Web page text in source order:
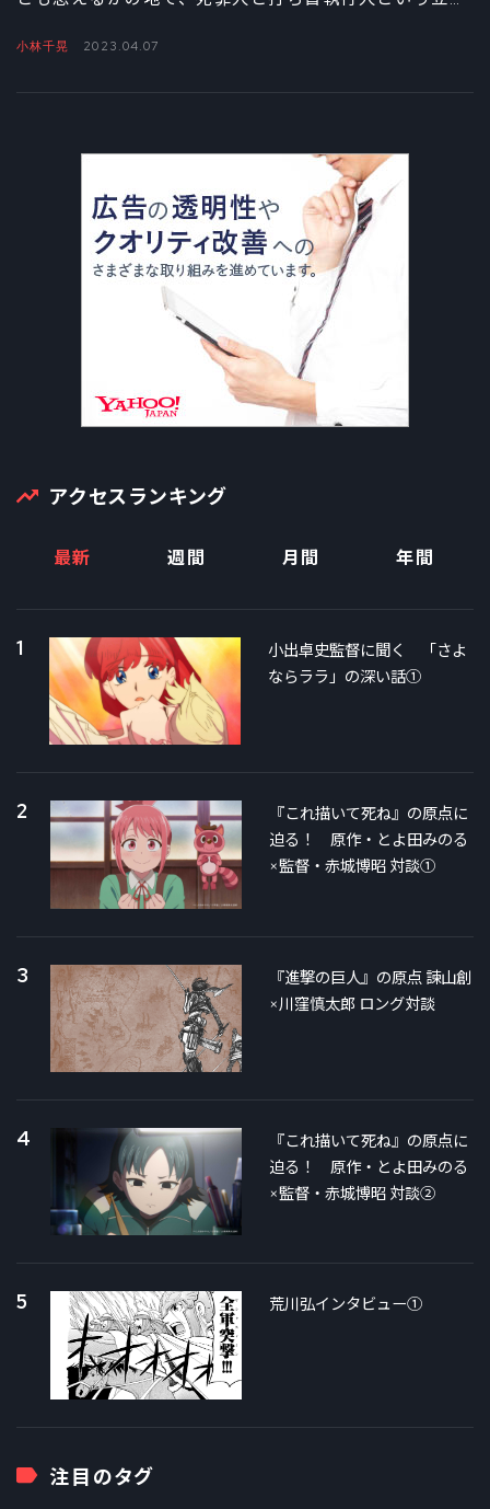
小林千晃 2023.04.07
アクセスランキング
最新 週間 月間 年間
1
小出卓史監督に聞く 「さよ
ならララ」の深い話①
2
『これ描いて死ね』の原点に
迫る！ 原作・とよ田みのる
×監督・赤城博昭 対談①
3
『進撃の巨人』の原点 諫山創
×川窪慎太郎 ロング対談
4
『これ描いて死ね』の原点に
迫る！ 原作・とよ田みのる
×監督・赤城博昭 対談②
5 荒川弘インタビュー①
注目のタグ